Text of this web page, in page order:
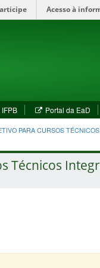
Acesso à
(abre
em
nova
Portal da EaD
em
PARA CURSOS
Técnicos